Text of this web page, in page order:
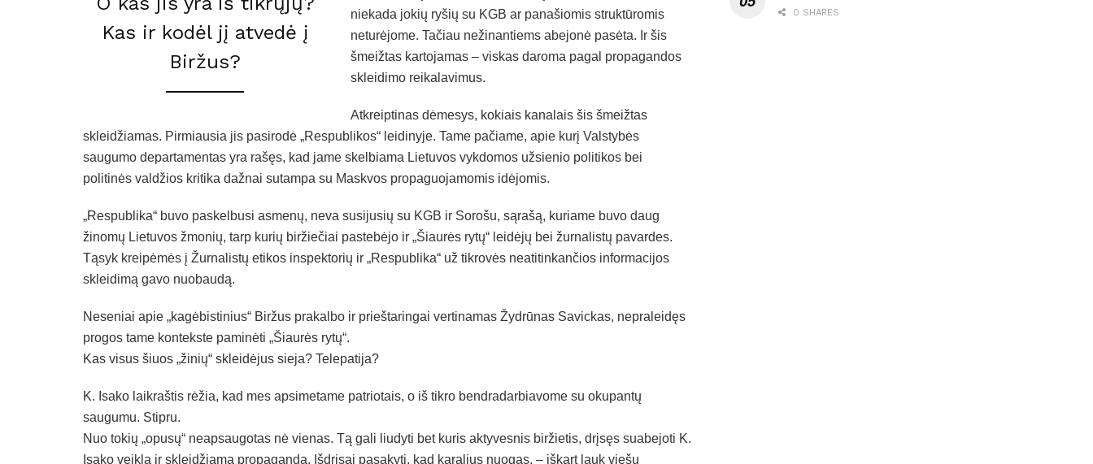
Kas ir kodėl jį atvedė į
Biržus?
niekada jokių ryšių su KGB ar panašiomis struktūromis
neturėjome. Tačiau nežinantiems abejonė pasėta. Ir šis
šmeižtas kartojamas – viskas daroma pagal propagandos
skleidimo reikalavimus.
Atkreiptinas dėmesys, kokiais kanalais šis šmeižtas
skleidžiamas. Pirmiausia jis pasirodė „Respublikos“ leidinyje. Tame pačiame, apie kurį Valstybės
saugumo departamentas yra rašęs, kad jame skelbiama Lietuvos vykdomos užsienio politikos bei
politinės valdžios kritika dažnai sutampa su Maskvos propaguojamomis idėjomis.
„Respublika“ buvo paskelbusi asmenų, neva susijusių su KGB ir Sorošu, sąrašą, kuriame buvo daug
žinomų Lietuvos žmonių, tarp kurių biržiečiai pastebėjo ir „Šiaurės rytų“ leidėjų bei žurnalistų pavardes.
Tąsyk kreipėmės į Žurnalistų etikos inspektorių ir „Respublika“ už tikrovės neatitinkančios informacijos
skleidimą gavo nuobaudą.
Neseniai apie „kagėbistinius“ Biržus prakalbo ir prieštaringai vertinamas Žydrūnas Savickas, nepraleidęs
progos tame kontekste paminėti „Šiaurės rytų“.
Kas visus šiuos „žinių“ skleidėjus sieja? Telepatija?
K. Isako laikraštis rėžia, kad mes apsimetame patriotais, o iš tikro bendradarbiavome su okupantų
saugumu. Stipru.
Nuo tokių „opusų“ neapsaugotas nė vienas. Tą gali liudyti bet kuris aktyvesnis biržietis, drįsęs suabejoti K.
Isako veikla ir skleidžiama propaganda. Išdrįsai pasakyti, kad karalius nuogas, – iškart lauk viešų
0 SHARES